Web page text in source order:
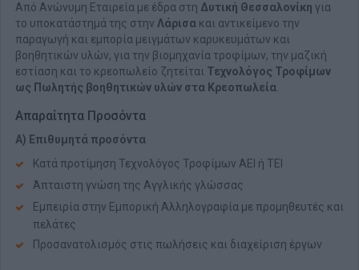
Από Ανώνυμη Εταιρεία με έδρα στη Δυτική Θεσσαλονίκη για
το υποκατάστημά της στην Λάρισα και αντικείμενο την
παραγωγή και εμπορία μειγμάτων καρυκευμάτων και
βοηθητικών υλών, για την βιομηχανία τροφίμων, την μαζική
εστίαση και το κρεοπωλείο ζητείται Τεχνολόγος Τροφίμων
ως Πωλητής βοηθητικών υλών στα Κρεοπωλεία
Απαραίτητα Προσόντα
Α) Επιθυμητά προσόντα
Κατά προτίμηση Τεχνολόγος Τροφίμων ΑΕΙ ή ΤΕΙ
Άπταιστη γνώση της Αγγλικής γλώσσας
Εμπειρία στην Εμπορική Αλληλογραφία με προμηθευτές και
πελάτες
Προσανατολισμός στις πωλήσεις και διαχείριση έργων